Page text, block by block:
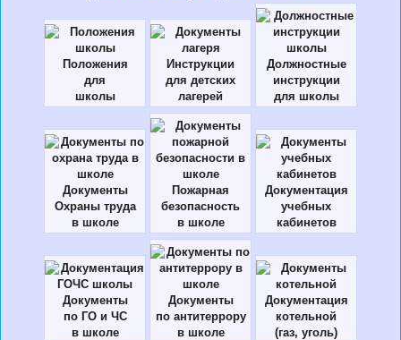
Положения
для
школы
Инструкции
для детских
лагерей
Должностные
инструкции
для школы
Документы
Охраны труда
в школе
Пожарная
безопасность
в школе
Документация
учебных
кабинетов
Документы
по ГО и ЧС
в школе
Документы
по антитеррору
в школе
Документация
котельной
(газ, уголь)